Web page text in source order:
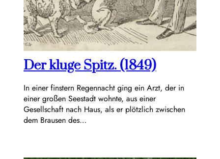
Der kluge Spitz. (1849)
In einer finstern Regennacht ging ein Arzt, der in
einer großen Seestadt wohnte, aus einer
Gesellschaft nach Haus, als er plötzlich zwischen
dem Brausen des…